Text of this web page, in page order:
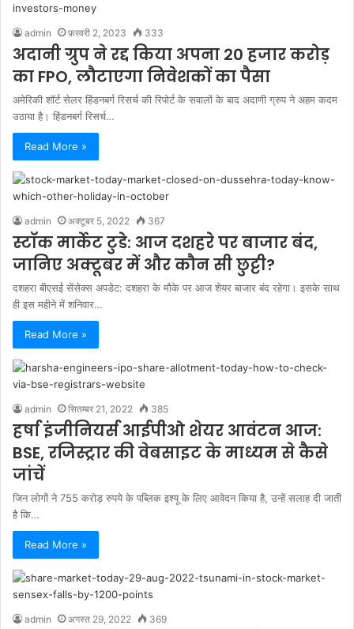
admin फ़रवरी 2, 2023 333
अदानी ग्रुप ने रद्द किया अपना 20 हजार करोड़
का FPO, लौटाएगा निवेशकों का पैसा
अमेरिकी शॉर्ट सेलर हिंडनबर्ग रिसर्च की रिपोर्ट के सवालों के बाद अदाणी ग्रुप ने अहम कदम
उठाया है। हिंडनबर्ग रिसर्च…
Read More »
admin अक्टूबर 5, 2022 367
स्टॉक मार्केट टुडे: आज दशहरे पर बाजार बंद,
जानिए अक्टूबर में और कौन सी छुट्टी?
दशहरा बीएसई सेंसेक्स अपडेट: दशहरा के मौके पर आज शेयर बाजार बंद रहेगा। इसके साथ
ही इस महीने में शनिवार…
Read More »
admin सितम्बर 21, 2022 385
हर्षा इंजीनियर्स आईपीओ शेयर आवंटन आज:
BSE, रजिस्ट्रार की वेबसाइट के माध्यम से कैसे
जांचें
जिन लोगों ने 755 करोड़ रुपये के पब्लिक इश्यू के लिए आवेदन किया है, उन्हें सलाह दी जाती
है कि…
Read More »
admin अगस्त 29, 2022 369